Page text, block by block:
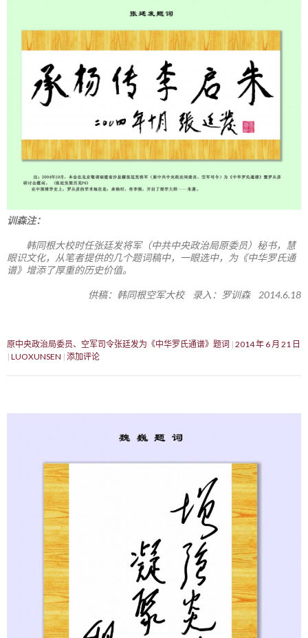
训森注：
韩同根大校时任张廷发将军（中共中央政治局原委员）秘书，慧
眼识文化，从笔者提供的几个题词稿中，一眼选中，为《中华罗氏通
谱》增添了厚重的历史价值。
供稿：韩同根空军大校 录入：罗训森 2014.6.18
原中央政治局委员、空军司令张廷发为《中华罗氏通谱》题词 2014 年 6 月 21 日
LUOXUNSEN 添加评论